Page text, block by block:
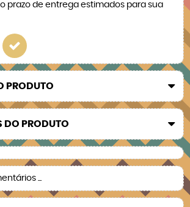
prazo de entrega estimados para sua
PRODUTO
DO PRODUTO
...